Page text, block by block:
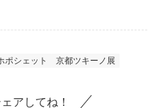
ポシェット 京都ツキーノ展
アしてね！